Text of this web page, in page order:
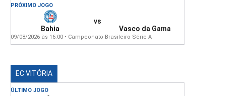
PRÓXIMO JOGO
Bahia
vs
Vasco da Gama
09/08/2026 às 16:00 • Campeonato Brasileiro Série A
EC VITÓRIA
ÚLTIMO JOGO